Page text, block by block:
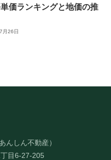
価ランキングと地価の推
月26日
んしん不動産）
目6-27-205